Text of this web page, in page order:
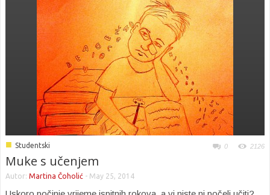
■ Studentski 0 2126
Muke s učenjem
Autor: Martina Čoholić - May 25, 2014